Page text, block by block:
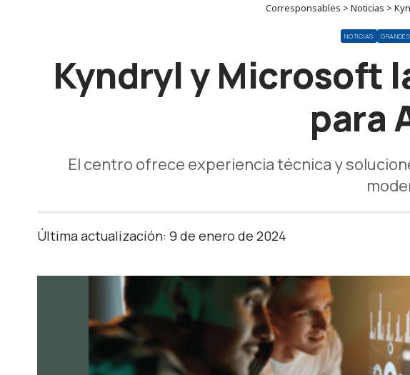
Corresponsables > Noticias >
NOTICIAS
Kyndryl y Microsoft
para
El centro ofrece experiencia técnica y
Última actualización: 9 de enero de 2024